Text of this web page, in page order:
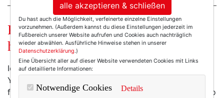
Friday’s Fav: Stressige Tage? Ich
habe den Glow für dich!
Ich war ziemlich viel unterwegs die letzte Zeit. New
York im März, Barcelona im April, Anfang Mai ein paar
fabelhafte re:publica-Tage in Berlin. Danach ein ebenso
alle akzeptieren & schließen
Du hast auch die Möglichkeit, verfeinerte einzelne Einstellungen
vorzunehmen. (Außerdem kannst du diese Einstellungen jederzeit im
Fußbereich unserer Website aufrufen und Cookies auch nachträglich
wieder abwählen. Ausführliche Hinweise stehen in unserer
Datenschutzerklärung.)
Eine Übersicht aller auf dieser Website verwendeten Cookies mit Links
auf detaillierte Informationen:
Notwendige Cookies Details